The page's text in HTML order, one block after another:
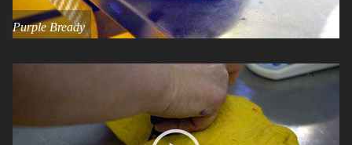
Purple Bready